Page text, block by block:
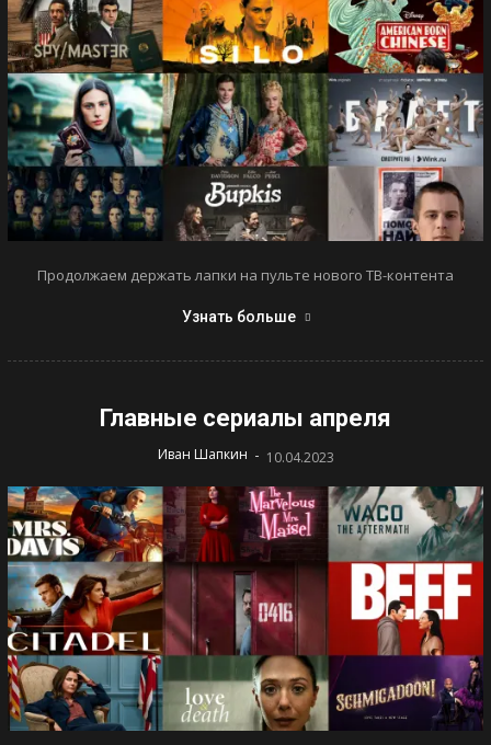
Продолжаем держать лапки на пульте нового ТВ-контента
Узнать больше
Главные сериалы апреля
Иван Шапкин - 10.04.2023